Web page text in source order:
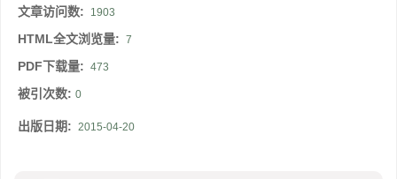
文章访问数: 1903
HTML全文浏览量: 7
PDF下载量: 473
被引次数: 0
出版日期: 2015-04-20